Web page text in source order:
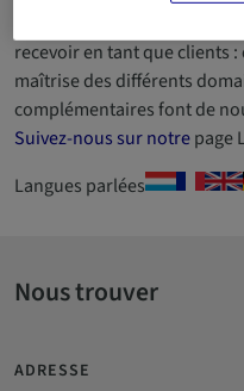
recevoir en tant que clients
maîtrise des différents
complémentaires font de
Suivez-nous sur notrepage
Langues parlées
Nous trouver
ADRESSE